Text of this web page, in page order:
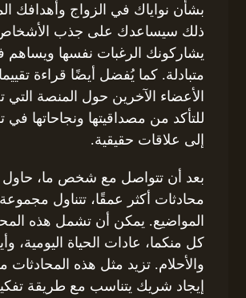
بشأن نواياك في الزواج وأهدافك
ذلك سيساعدك على جذب الأشخاص
يشاركونك الرغبات نفسها ويساهم
متبادلة. كما يُفضل أيضًا قراءة
الأعضاء الآخرين حول المنصة التي
للتأكد من مصداقيتها ونجاحاتها في
إلى علاقات حقيقية.
بعد أن تتواصل مع شخص ما، حاول
محادثات أكثر عمقًا، تتناول
المواضيع. يمكن أن تشمل هذه
كل منكما، عادات الحياة اليومية،
والأحلام. تزيد مثل هذه
إيجاد شريك يتناسب مع طريقة